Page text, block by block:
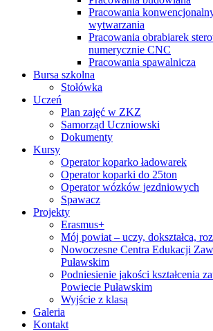
Pracowania
wytwarzania
Pracowania obrabiarek
numerycznie CNC
Pracowania spawalnicza
Bursa szkolna
Stołówka
Uczeń
Plan zajęć w ZKZ
Samorząd Uczniowski
Dokumenty
Kursy
Operator koparko ładowarek
Operator koparki do 25ton
Operator wózków jezdniowych
Spawacz
Projekty
Erasmus+
Mój powiat – uczy, dokształca,
Nowoczesne Centra Edukacji
Puławskim
Podniesienie jakości kształcenia
Powiecie Puławskim
Wyjście z klasą
Galeria
Kontakt